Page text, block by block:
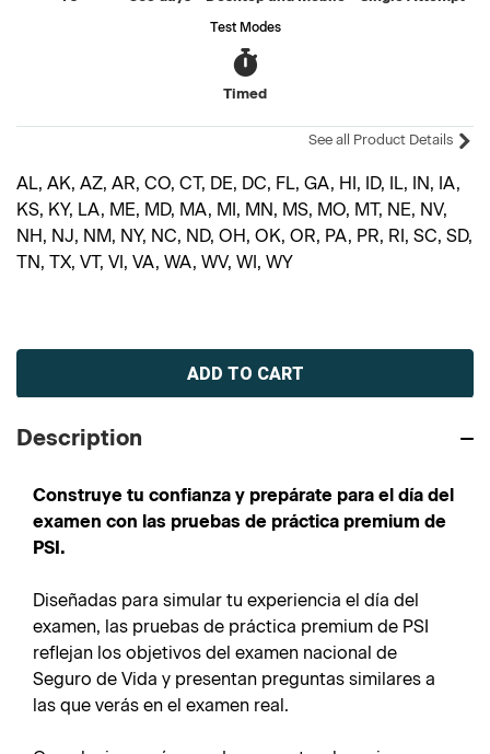
Test Modes
Timed
See all Product Details
AL, AK, AZ, AR, CO, CT, DE, DC, FL, GA, HI, ID, IL, IN, IA,
KS, KY, LA, ME, MD, MA, MI, MN, MS, MO, MT, NE, NV,
NH, NJ, NM, NY, NC, ND, OH, OK, OR, PA, PR, RI, SC, SD,
TN, TX, VT, VI, VA, WA, WV, WI, WY
Current
Description
Construye tu confianza y prepárate para el día del
examen con las pruebas de práctica premium de
PSI.
Diseñadas para simular tu experiencia el día del
examen, las pruebas de práctica premium de PSI
reflejan los objetivos del examen nacional de
Seguro de Vida y presentan preguntas similares a
las que verás en el examen real.